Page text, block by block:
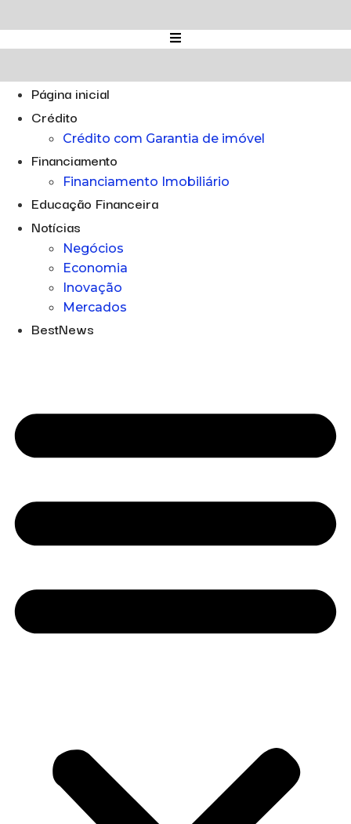
para
o
Página inicial
Crédito
Crédito com Garantia de imóvel
Financiamento
Financiamento Imobiliário
Educação Financeira
Notícias
Negócios
Economia
Inovação
Mercados
BestNews